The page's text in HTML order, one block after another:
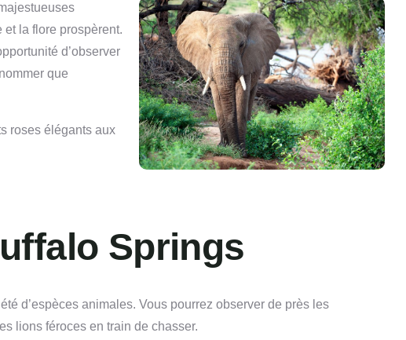
la flore prospèrent.
d’observer
que
roses élégants aux
Springs
d’espèces animales. Vous pourrez observer de près les
lions féroces en train de chasser.